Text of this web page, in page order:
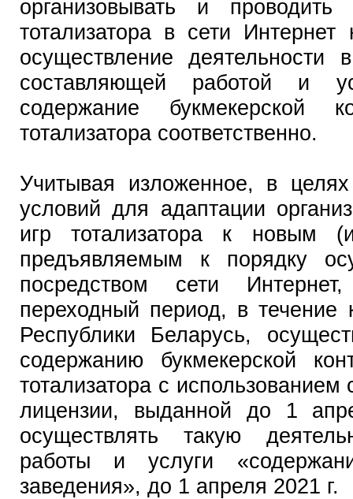
организовывать и
тотализатора в сети
осуществление деятельности
составляющей работой и
содержание букмекерской
тотализатора соответственно.
Учитывая изложенное, в
условий для адаптации
игр тотализатора к новым
предъявляемым к порядку
посредством сети
переходный период, в течение
Республики Беларусь,
содержанию букмекерской
тотализатора с
лицензии, выданной до 1
осуществлять такую
работы и услуги
заведения», до 1 апреля 2021 г.